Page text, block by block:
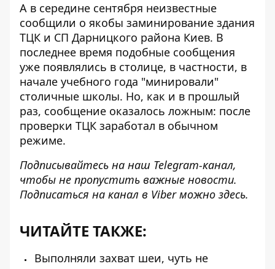
А в середине сентября неизвестные
сообщили о якобы заминирование здания
ТЦК и СП Дарницкого района Киев. В
последнее время подобные сообщения
уже появлялись в столице, в частности, в
начале учебного года "минировали"
столичные школы. Но, как и в прошлый
раз, сообщение оказалось ложным: после
проверки ТЦК заработал в обычном
режиме.
Подписывайтесь на наш Telegram-канал,
чтобы не пропустить важные новости.
Подписаться на канал в Viber можно здесь.
ЧИТАЙТЕ ТАКЖЕ:
Выполняли захват шеи, чуть не